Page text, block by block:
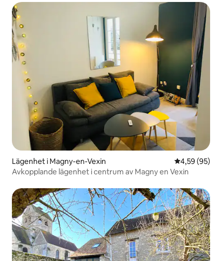
Lägenhet i Magny-en-Vexin 4,59 av 5 i
4,59 (95)
Avkopplande lägenhet i centrum av Magny en Vexin